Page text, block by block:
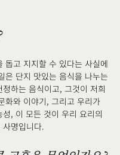
고 지지할 수 있다는 사실에
단지 맛있는 음식을 나누는
하는 음식이고, 그것이 저희
와 이야기, 그리고 우리가
, 이 모든 것이 우리 요리의
명입니다.